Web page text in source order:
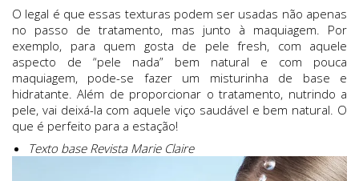
O legal é que essas texturas podem ser usadas não apenas
no passo de tratamento, mas junto à maquiagem. Por
exemplo, para quem gosta de pele fresh, com aquele
aspecto de “pele nada” bem natural e com pouca
maquiagem, pode-se fazer um misturinha de base e
hidratante. Além de proporcionar o tratamento, nutrindo a
pele, vai deixá-la com aquele viço saudável e bem natural. O
que é perfeito para a estação!
Texto base Revista Marie Claire